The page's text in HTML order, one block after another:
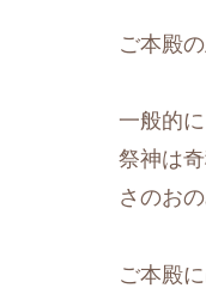
ご本殿
一般的
祭神は
さのお
ご本殿